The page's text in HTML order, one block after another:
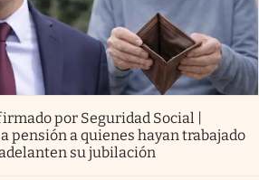
por Seguridad Social |
pensión a quienes hayan trabajado
su jubilación